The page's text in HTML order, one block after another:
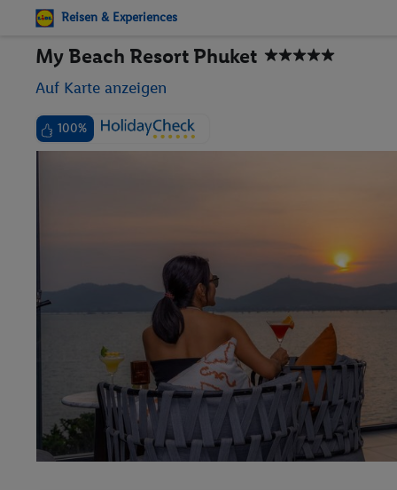
Reisen & Experiences
My Beach Resort Phuket
Auf Karte anzeigen
100%